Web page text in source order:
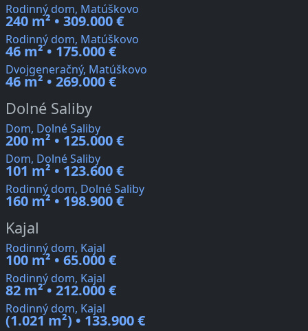
Rodinný dom, Matúškovo
240 m² • 309.000 €
Rodinný dom, Matúškovo
46 m² • 175.000 €
Dvojgeneračný, Matúškovo
46 m² • 269.000 €
Dolné Saliby
Dom, Dolné Saliby
200 m² • 125.000 €
Dom, Dolné Saliby
101 m² • 123.600 €
Rodinný dom, Dolné Saliby
160 m² • 198.900 €
Kajal
Rodinný dom, Kajal
100 m² • 65.000 €
Rodinný dom, Kajal
82 m² • 212.000 €
Rodinný dom, Kajal
(1.021 m²) • 133.900 €